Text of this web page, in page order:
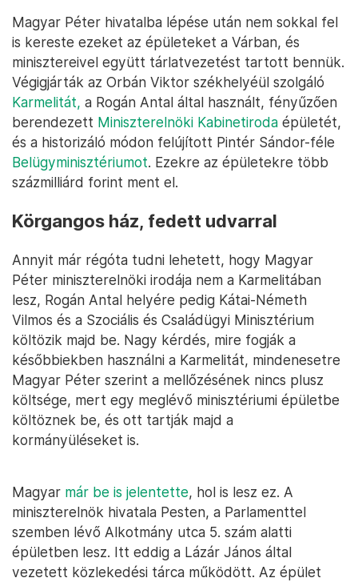
Magyar Péter hivatalba lépése után nem sokkal fel
is kereste ezeket az épületeket a Várban, és
minisztereivel együtt tárlatvezetést tartott bennük.
Végigjárták az Orbán Viktor székhelyéül szolgáló
Karmelitát, a Rogán Antal által használt, fényűzően
berendezett Miniszterelnöki Kabinetiroda épületét,
és a historizáló módon felújított Pintér Sándor-féle
Belügyminisztériumot. Ezekre az épületekre több
százmilliárd forint ment el.
Körgangos ház, fedett udvarral
Annyit már régóta tudni lehetett, hogy Magyar
Péter miniszterelnöki irodája nem a Karmelitában
lesz, Rogán Antal helyére pedig Kátai-Németh
Vilmos és a Szociális és Családügyi Minisztérium
költözik majd be. Nagy kérdés, mire fogják a
későbbiekben használni a Karmelitát, mindenesetre
Magyar Péter szerint a mellőzésének nincs plusz
költsége, mert egy meglévő minisztériumi épületbe
költöznek be, és ott tartják majd a
kormányüléseket is.
Magyar már be is jelentette, hol is lesz ez. A
miniszterelnök hivatala Pesten, a Parlamenttel
szemben lévő Alkotmány utca 5. szám alatti
épületben lesz. Itt eddig a Lázár János által
vezetett közlekedési tárca működött. Az épület